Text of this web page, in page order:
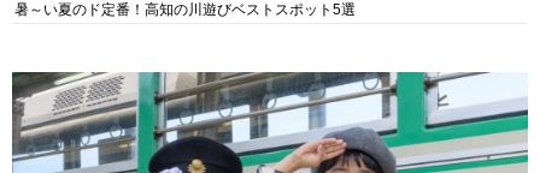
暑～い夏のド定番！高知の川遊びベストスポット5選